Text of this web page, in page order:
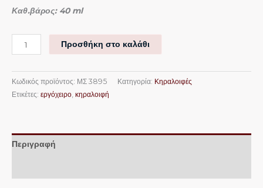
Καθ.βάρος: 40 ml
Προσθήκη στο καλάθι
Κωδικός προϊόντος: ΜΣ 3895 Κατηγορία: Κηραλοιφές
Ετικέτες: εργόχειρο κηραλοιφή
Περιγραφή